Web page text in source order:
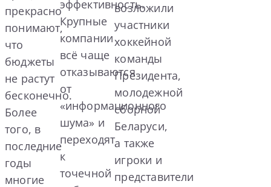
прекрасно
понимают,
что
бюджеты
не растут
бесконечно.
Более
того, в
последние
годы
многие
эффективность.
Крупные
компании
всё чаще
отказываются
от
«информационного
шума» и
переходят
к
точечной
возложили
участники
хоккейной
команды
Президента,
молодежной
сборной
Беларуси,
а также
игроки и
представители